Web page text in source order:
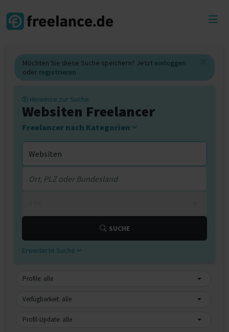
Möchten Sie diese Suche speichern? Jetzt einloggen
oder registrieren
Hinweise zur Suche
Websiten Freelancer
Freelancer nach Kategorien
SUCHE
Erweiterte Suche
Profile: alle
Verfügbarkeit: alle
Profil-Update: alle